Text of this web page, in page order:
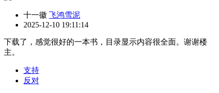
十一徽 飞鸿雪泥
2025-12-10 19:11:14
下载了，感觉很好的一本书，目录显示内容很全面。谢谢楼
主。
支持
反对